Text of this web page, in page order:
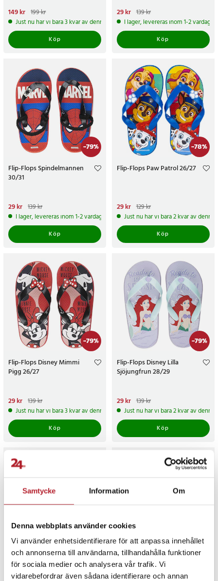
Samtycke Information Om
Denna webbplats använder cookies
Vi använder enhetsidentifierare för att anpassa innehållet
och annonserna till användarna, tillhandahålla funktioner
för sociala medier och analysera vår trafik. Vi
vidarebefordrar även sådana identifierare och annan
Nuvarande pris
pris:199 kr
149 kr 199 kr
Just nu har vi bara 3 kvar av denna produkt
Köp
Nuvarande pris
pris:139 kr
29 kr 139 kr
I lager, levereras inom 1-2 vardagar
Köp
-79%
Flip-Flops Spindelmannen
30/31
Nuvarande pris
pris:139 kr
29 kr 139 kr
I lager, levereras inom 1-2 vardagar
Köp
-78%
Flip-Flops Paw Patrol 26/27
Nuvarande pris
pris:129 kr
29 kr 129 kr
Just nu har vi bara 2 kvar av denna
Köp
-79%
Flip-Flops Disney Mimmi
Pigg 26/27
Nuvarande pris
pris:139 kr
29 kr 139 kr
Just nu har vi bara 3 kvar av denna produkt
Köp
-79%
Flip-Flops Disney Lilla
Sjöjungfrun 28/29
Nuvarande pris
pris:139 kr
29 kr 139 kr
Just nu har vi bara 2 kvar av denna
Köp
Flip-Flops Batman 32/33
-
Flip-Flops Avengers 30/31